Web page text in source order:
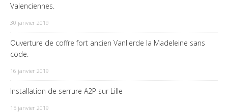
Valenciennes.
30 janvier 2019
Ouverture de coffre fort ancien Vanlierde la Madeleine sans
code.
16 janvier 2019
Installation de serrure A2P sur Lille
15 janvier 2019